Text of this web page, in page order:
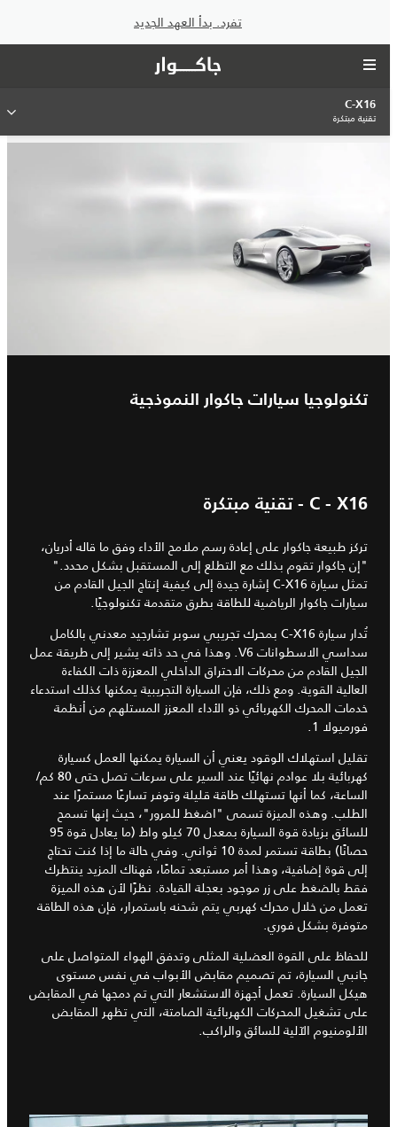
تفرد. بدأ العهد الجديد
C-X16
تقنية مبتكرة
تكنولوجيا سيارات جاكوار النموذجية
C - X16 - تقنية مبتكرة
تركز طبيعة جاكوار على إعادة رسم ملامح الأداء وفق ما قاله أدريان،
"إن جاكوار تقوم بذلك مع التطلع إلى المستقبل بشكل محدد."
تمثل سيارة C-X16 إشارة جيدة إلى كيفية إنتاج الجيل القادم من
سيارات جاكوار الرياضية للطاقة بطرق متقدمة تكنولوجيًا.
تُدار سيارة C-X16 بمحرك تجريبي سوبر تشارجيد معدني بالكامل
سداسي الاسطوانات V6. وهذا في حد ذاته يشير إلى طريقة عمل
الجيل القادم من محركات الاحتراق الداخلي المعززة ذات الكفاءة
العالية القوية. ومع ذلك، فإن السيارة التجريبية يمكنها كذلك استدعاء
خدمات المحرك الكهربائي ذو الأداء المعزز المستلهم من أنظمة
فورميولا 1.
تقليل استهلاك الوقود يعني أن السيارة يمكنها العمل كسيارة
كهربائية بلا عوادم نهائيًا عند السير على سرعات تصل حتى 80 كم/
الساعة، كما أنها تستهلك طاقة قليلة وتوفر تسارعًا مستمرًا عند
الطلب. وهذه الميزة تسمى "اضغط للمرور"، حيث إنها تسمح
للسائق بزيادة قوة السيارة بمعدل 70 كيلو واط (ما يعادل قوة 95
حصانًا) بطاقة تستمر لمدة 10 ثواني. وفي حالة ما إذا كنت تحتاج
إلى قوة إضافية، وهذا أمر مستبعد تمامًا، فهناك المزيد ينتظرك
فقط بالضغط على زر موجود بعجلة القيادة. نظرًا لأن هذه الميزة
تعمل من خلال محرك كهربي يتم شحنه باستمرار، فإن هذه الطاقة
متوفرة بشكل فوري.
للحفاظ على القوة العضلية المثلى وتدفق الهواء المتواصل على
جانبي السيارة، تم تصميم مقابض الأبواب في نفس مستوى
هيكل السيارة. تعمل أجهزة الاستشعار التي تم دمجها في المقابض
على تشغيل المحركات الكهربائية الصامتة، التي تظهر المقابض
الألومنيوم الآلية للسائق والراكب.